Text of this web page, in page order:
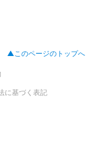
▲このページのトップへ
に基づく表記